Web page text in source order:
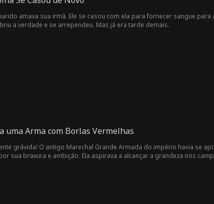
amava sua irmã. Ele se casou com ela para fornecer sangue
a verdade e se arrependeu. Mas já era tarde demais.
uma Arma com Borlas Vermelhas
grávida! O antigo Marechal Grande Armada do império havia se
sua bravura e ambição. Ela aspirava a alcançar a grandeza nos